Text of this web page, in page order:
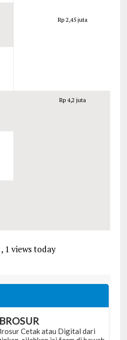
Rp 2,45 juta
Rp 4,2 juta
, 1 views today